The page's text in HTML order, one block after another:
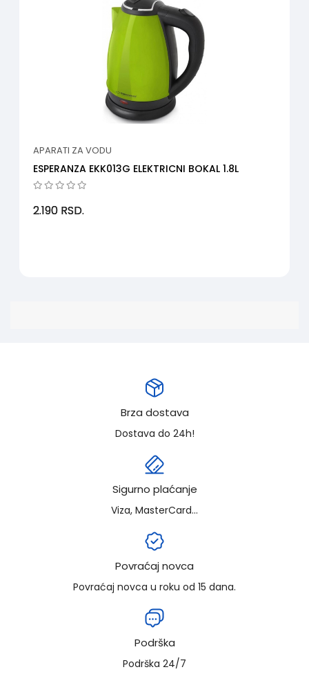
APARATI ZA VODU
ESPERANZA EKK013G ELEKTRICNI BOKAL 1.8L
2.190 RSD.
Brza dostava
Dostava do 24h!
Sigurno plaćanje
Viza, MasterCard...
Povraćaj novca
Povraćaj novca u roku od 15 dana.
Podrška
Podrška 24/7